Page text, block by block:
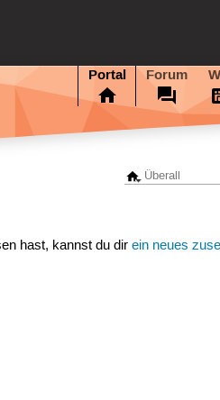
Portal Forum
hast, kannst du direin neues